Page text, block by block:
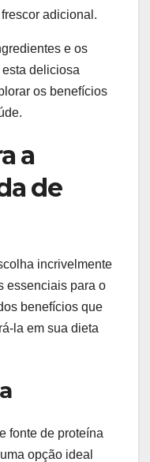
adicional.
e os
deliciosa
os benefícios
a
de
incrivelmente
essenciais para o
benefícios que
la em sua dieta
fonte de proteína
opção ideal